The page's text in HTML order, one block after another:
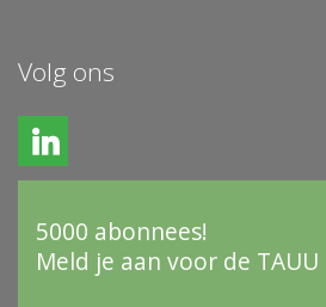
Volg ons
5000 abonnees!
Meld je aan voor de